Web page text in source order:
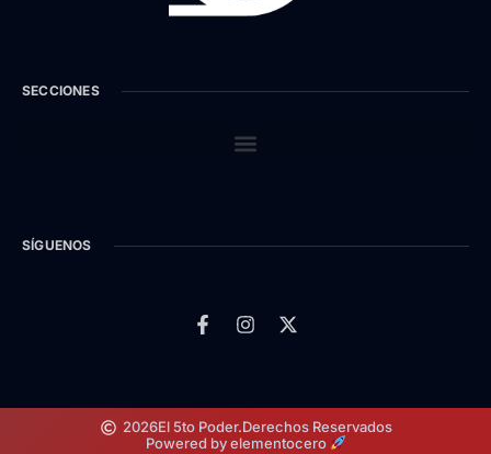
SECCIONES
SÍGUENOS
2026El 5to Poder.Derechos Reservados
Powered by elementocero